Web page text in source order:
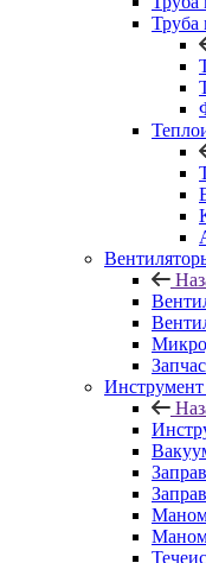
Труба
Инструмент